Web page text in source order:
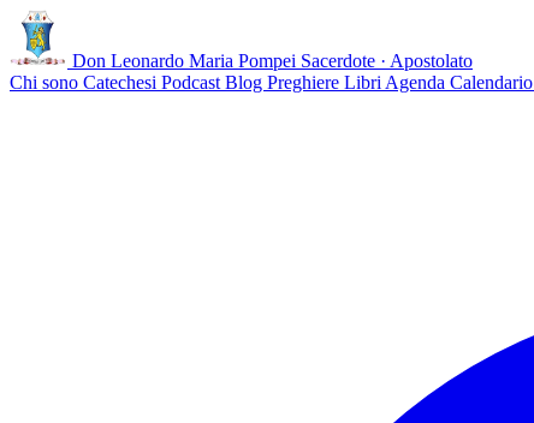
Don Leonardo Maria Pompei Sacerdote · Apostolato
Chi sono Catechesi Podcast Blog Preghiere Libri Agenda Calendario